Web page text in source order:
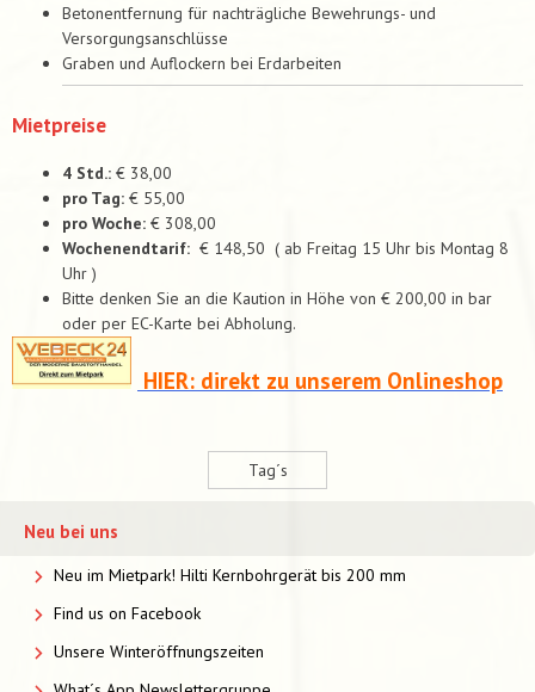
Betonentfernung für nachträgliche Bewehrungs- und
Versorgungsanschlüsse
Graben und Auflockern bei Erdarbeiten
Mietpreise
4 Std.: € 38,00
pro Tag: € 55,00
pro Woche: € 308,00
Wochenendtarif: € 148,50 ( ab Freitag 15 Uhr bis Montag 8
Uhr )
Bitte denken Sie an die Kaution in Höhe von € 200,00 in bar
oder per EC-Karte bei Abholung.
HIER: direkt zu unserem Onlineshop
Tag´s
Neu bei uns
Neu im Mietpark! Hilti Kernbohrgerät bis 200 mm
Find us on Facebook
Unsere Winteröffnungszeiten